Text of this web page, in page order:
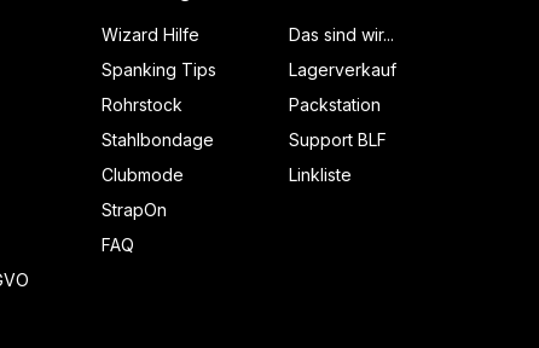
Wizard Hilfe
Spanking Tips
Rohrstock
Stahlbondage
Clubmode
StrapOn
FAQ
Das sind wir...
Lagerverkauf
Packstation
Support BLF
Linkliste